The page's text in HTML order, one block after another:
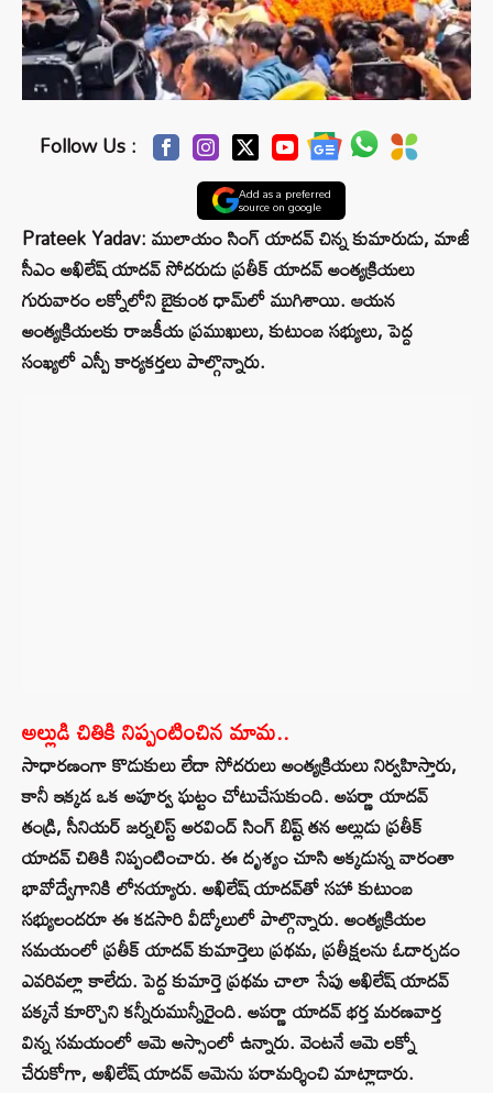
Follow Us :
Add as a preferred
source on google
Prateek Yadav: ములాయం సింగ్ యాదవ్ చిన్న కుమారుడు, మాజీ
సీఎం అఖిలేష్ యాదవ్ సోదరుడు ప్రతీక్ యాదవ్ అంత్యక్రియలు
గురువారం లక్నోలోని బైకుంఠ ధామ్‌లో ముగిశాయి. ఆయన
అంత్యక్రియలకు రాజకీయ ప్రముఖులు, కుటుంబ సభ్యులు, పెద్ద
సంఖ్యలో ఎస్పీ కార్యకర్తలు పాల్గొన్నారు.
అల్లుడి చితికి నిప్పంటించిన మామ..
సాధారణంగా కొడుకులు లేదా సోదరులు అంత్యక్రియలు నిర్వహిస్తారు,
కానీ ఇక్కడ ఒక అపూర్వ ఘట్టం చోటుచేసుకుంది. అపర్ణా యాదవ్
తండ్రి, సీనియర్ జర్నలిస్ట్ అరవింద్ సింగ్ బిష్ట్ తన అల్లుడు ప్రతీక్
యాదవ్ చితికి నిప్పంటించారు. ఈ దృశ్యం చూసి అక్కడున్న వారంతా
భావోద్వేగానికి లోనయ్యారు. అఖిలేష్ యాదవ్‌తో సహా కుటుంబ
సభ్యులందరూ ఈ కడసారి వీడ్కోలులో పాల్గొన్నారు. అంత్యక్రియల
సమయంలో ప్రతీక్ యాదవ్ కుమార్తెలు ప్రథమ, ప్రతీక్షలను ఓదార్చడం
ఎవరివల్లా కాలేదు. పెద్ద కుమార్తె ప్రథమ చాలా సేపు అఖిలేష్ యాదవ్
పక్కనే కూర్చొని కన్నీరుమున్నీరైంది. అపర్ణా యాదవ్ భర్త మరణవార్త
విన్న సమయంలో ఆమె అస్సాంలో ఉన్నారు. వెంటనే ఆమె లక్నో
చేరుకోగా, అఖిలేష్ యాదవ్ ఆమెను పరామర్శించి మాట్లాడారు.